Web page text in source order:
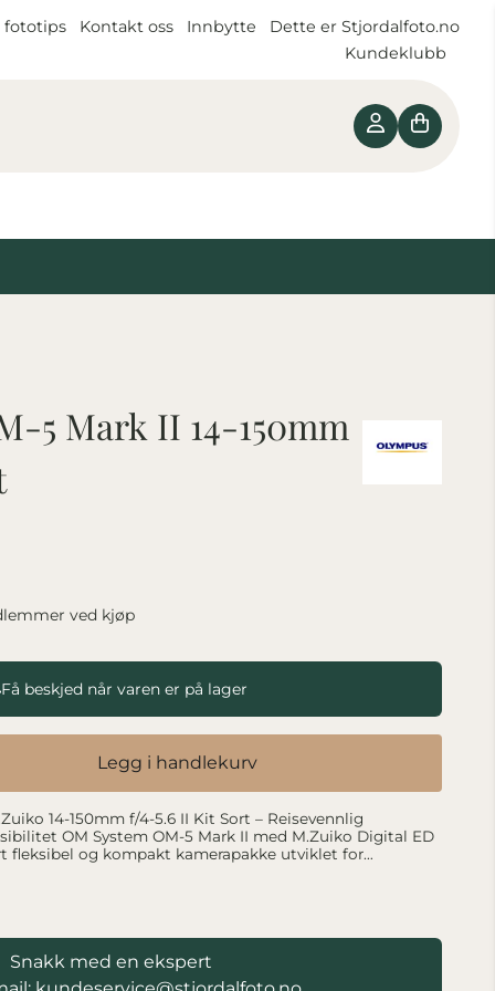
fototips Kontakt oss Innbytte
Dette er Stjordalfoto.no
Kundeklubb
5 Mark II 14-150mm
ved kjøp
Få beskjed når varen er på lager
Legg i handlekurv
14-150mm f/4-5.6 II Kit Sort – Reisevennlig
Digital ED
fleksibel og kompakt kamerapakke utviklet for
familie tur og friluft
uttrykk som passer perfekt til både reise, gatefoto og
Snakk med en ekspert